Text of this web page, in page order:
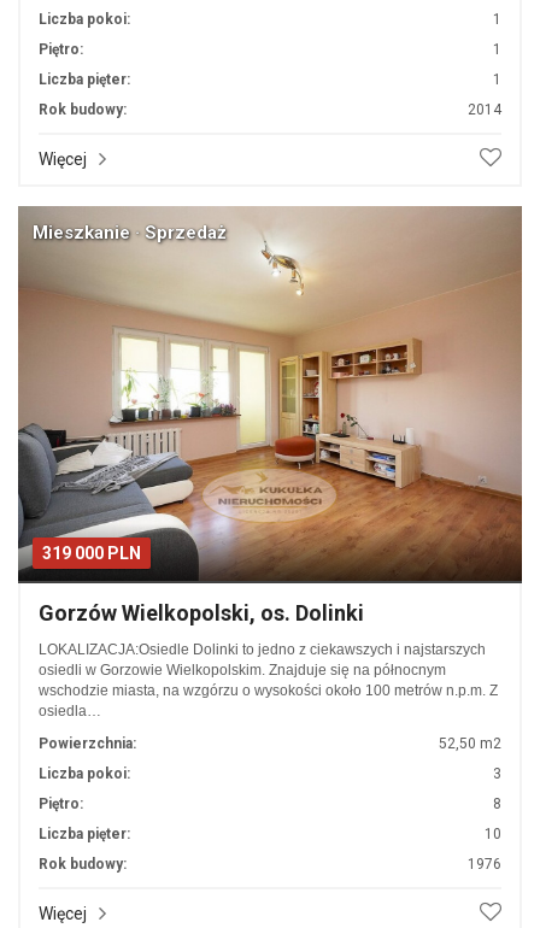
Liczba pokoi:
1
Piętro:
1
Liczba pięter:
1
Rok budowy:
2014
Więcej
319 000 PLN
Mieszkanie · Sprzedaż
Gorzów Wielkopolski, os. Dolinki
LOKALIZACJA:Osiedle Dolinki to jedno z ciekawszych i najstarszych
osiedli w Gorzowie Wielkopolskim. Znajduje się na północnym
wschodzie miasta, na wzgórzu o wysokości około 100 metrów n.p.m. Z
osiedla…
Powierzchnia:
52,50 m2
Liczba pokoi:
3
Piętro:
8
Liczba pięter:
10
Rok budowy:
1976
Więcej